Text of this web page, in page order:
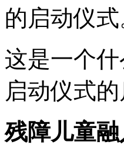
的启动仪式
这是一个
启动仪式
残障儿童